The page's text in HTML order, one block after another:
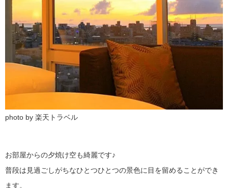
photo by 楽天トラベル
お部屋からの夕焼け空も綺麗です♪
普段は見過ごしがちなひとつひとつの景色に目を留めることができ
ます。